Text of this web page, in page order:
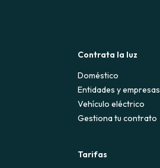
Contrata la luz
Doméstico
Entidades y empresas
Vehículo eléctrico
Gestiona tu contrato
Tarifas